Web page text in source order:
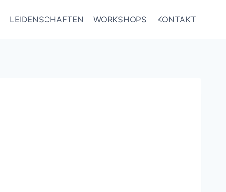
LEIDENSCHAFTEN WORKSHOPS KONTAKT